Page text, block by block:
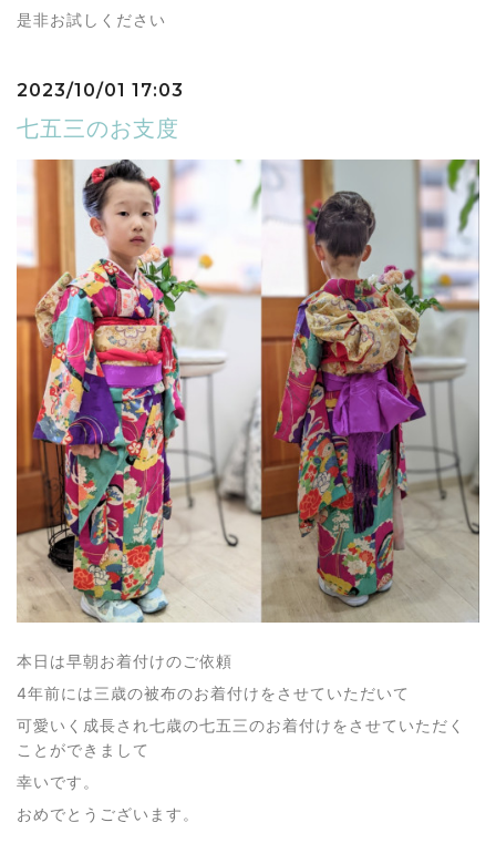
是非お試しください
2023/10/01 17:03
七五三のお支度
本日は早朝お着付けのご依頼
4年前には三歳の被布のお着付けをさせていただいて
可愛いく成長され七歳の七五三のお着付けをさせていただく
ことができまして
幸いです。
おめでとうございます。